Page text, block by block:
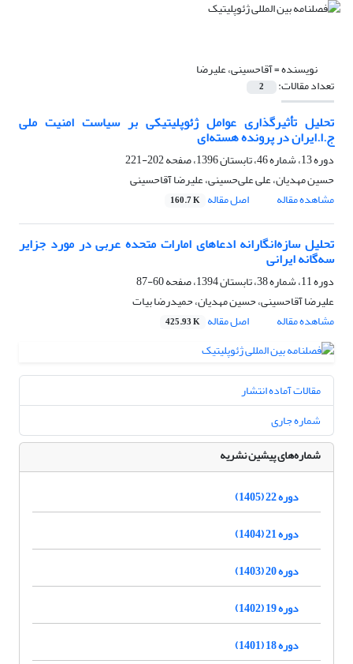
نویسنده =آقاحسینی، علیرضا
تعداد مقالات: 2
تحلیل تأثیرگذاری عوامل ژئوپلیتیکی بر سیاست امنیت ملی
ج.ا.ایران در پرونده هسته‌ای
دوره 13، شماره 46، تابستان 1396، صفحه
202-221
حسین مهدیان، علی علی‌حسینی، علیرضا آقاحسینی
مشاهده مقاله
اصل مقاله 160.7 K
تحلیل سازه‌انگارانه ادعاهای امارات متحده عربی در مورد جزایر
سه‌گانه ایرانی
دوره 11، شماره 38، تابستان 1394، صفحه
60-87
علیرضا آقاحسینی، حسین مهدیان، حمیدرضا بیات
مشاهده مقاله
اصل مقاله 425.93 K
مقالات آماده انتشار
شماره جاری
شماره‌های پیشین نشریه
دوره 22 (1405)
دوره 21 (1404)
دوره 20 (1403)
دوره 19 (1402)
دوره 18 (1401)